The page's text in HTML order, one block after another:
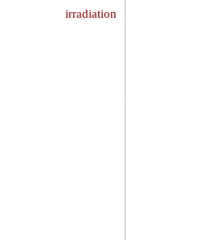
irradiation